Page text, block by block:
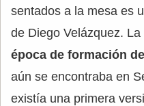
sentados a la mesa es
de Diego Velázquez.
época de formación
aún se encontraba en
existía una primera